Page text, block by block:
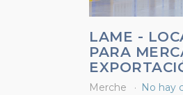
LAME -
PARA
Merche No hay